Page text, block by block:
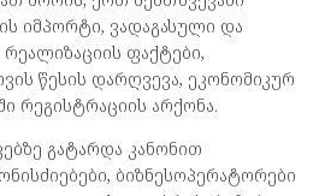
იმპორტი, ვადაგასული და
ფაქტები,
წესის დარღვევა, ეკონომიკურ
რეგისტრაციის არქონა.
გატარდა კანონით
ბიზნესოპერატორები